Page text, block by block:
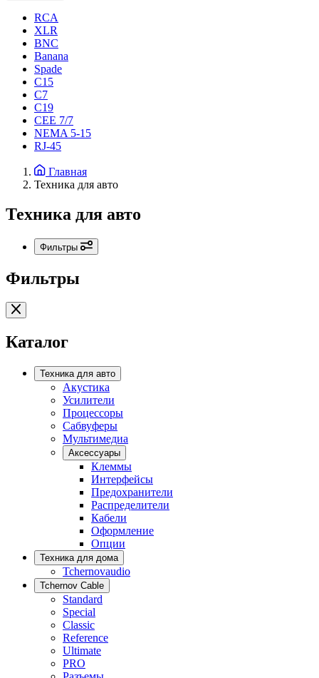
RCA
XLR
BNC
Banana
Spade
C15
С7
C19
CEE 7/7
NEMA 5-15
RJ-45
Главная
Техника для авто
Техника для авто
Фильтры
Фильтры
Каталог
Техника для авто
Акустика
Усилители
Процессоры
Сабвуферы
Мультимедиа
Аксессуары
Клеммы
Интерфейсы
Предохранители
Распределители
Кабели
Оформление
Опции
Техника для дома
Tchernovaudio
Tchernov Cable
Standard
Special
Classic
Reference
Ultimate
PRO